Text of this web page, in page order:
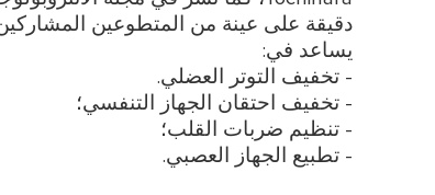
دقيقة على عينة من المتطوعين
يساعد في:
- تخفيف التوتر العضلي.
- تخفيف احتقان الجهاز التنفسي؛
- تنظيم ضربات القلب؛
- تطبيع الجهاز العصبي.